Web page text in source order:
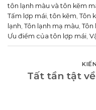
tôn lạnh màu và tôn kẽm
Tấm lợp mái ,tôn kẽm Tôn
lạnh Tôn lạnh mạ màu Tôn
Ưu điểm của tôn lợp mái
Tất tần tật